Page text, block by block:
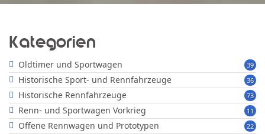
Kategorien
39
Oldtimer und Sportwagen
36
Historische Sport- und Rennfahrzeuge
73
Historische Rennfahrzeuge
11
Renn- und Sportwagen Vorkrieg
22
Offene Rennwagen und Prototypen